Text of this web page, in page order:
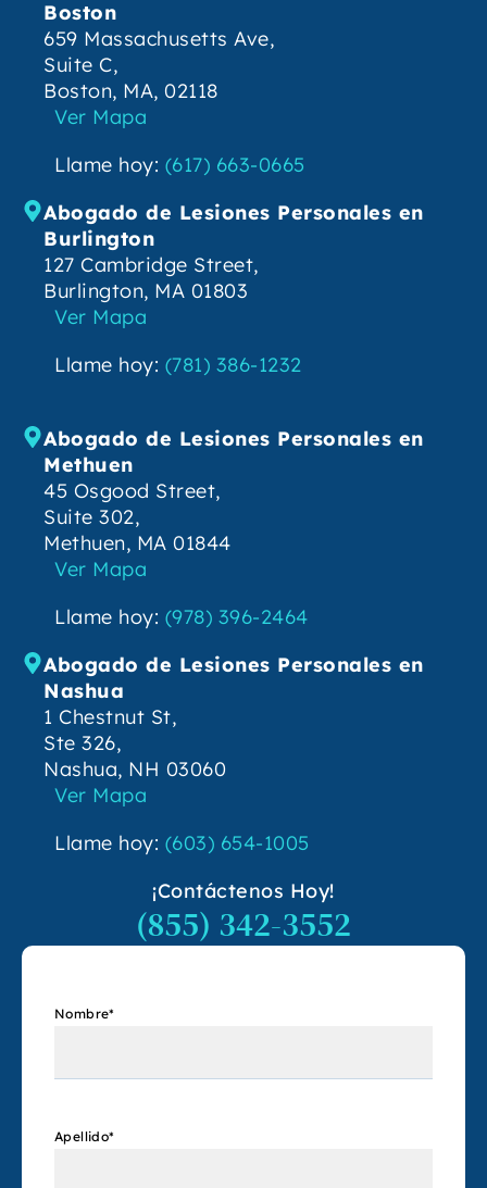
Boston
659 Massachusetts Ave,
Suite C,
Boston, MA, 02118
Ver Mapa
Llame hoy: (617) 663-0665
Abogado de Lesiones Personales en
Burlington
127 Cambridge Street,
Burlington, MA 01803
Ver Mapa
Llame hoy: (781) 386-1232
Abogado de Lesiones Personales en
Methuen
45 Osgood Street,
Suite 302,
Methuen, MA 01844
Ver Mapa
Llame hoy: (978) 396-2464
Abogado de Lesiones Personales en
Nashua
1 Chestnut St,
Ste 326,
Nashua, NH 03060
Ver Mapa
Llame hoy: (603) 654-1005
¡Contáctenos Hoy!
(855) 342-3552
Nombre*
Apellido*